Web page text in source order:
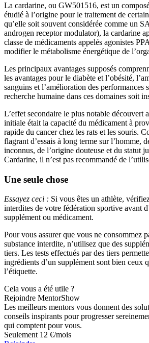
La cardarine, ou GW501516, est un
étudié à l’origine pour le traitement de
qu’elle soit souvent considérée comme un
androgen receptor modulator), la cardarine
classe de médicaments appelés agonistes
modifier le métabolisme énergétique de
Les principaux avantages supposés
les avantages pour le diabète et l’obésité,
sanguins et l’amélioration des performances
recherche humaine dans ces domaines soit
L’effet secondaire le plus notable découvert
initiale était la capacité du médicament à
rapide du cancer chez les rats et les souris.
flagrant d’essais à long terme sur l’homme,
inconnus, de l’origine douteuse et du statut
Cardarine, il n’est pas recommandé de
Une seule chose
Essayez ceci : Si vous êtes un athlète,
interdites de votre fédération sportive avant
supplément ou médicament.
Pour vous assurer que vous ne consommez
substance interdite, n’utilisez que des
tiers. Les tests effectués par des tiers
ingrédients d’un supplément sont bien ceux
l’étiquette.
Cela vous a été utile ?
Rejoindre MentorShow
Les meilleurs mentors vous donnent des
conseils inspirants pour progresser
qui comptent pour vous.
Seulement 12 €/mois